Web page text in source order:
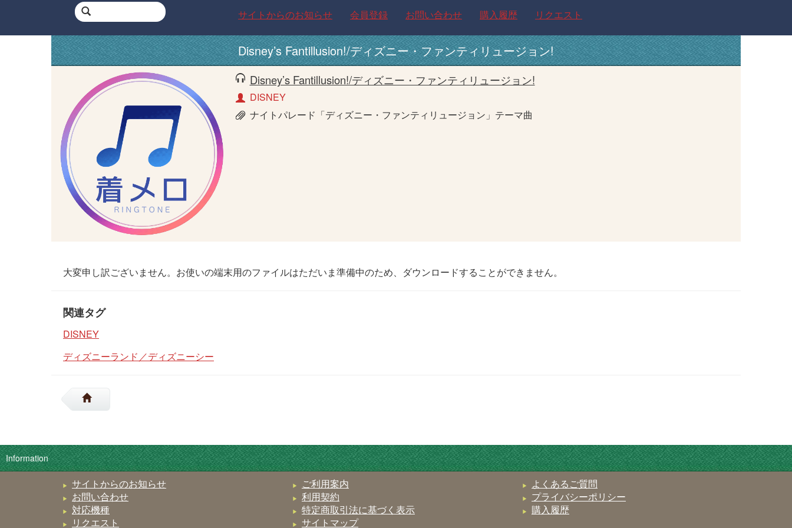
サイトからのお知らせ 会員登録 お問い合わせ 購入履歴 リクエスト
Disney’s Fantillusion!/ディズニー・ファンティリュージョン!
Disney’s Fantillusion!/ディズニー・ファンティリュージョン!
DISNEY
ナイトパレード「ディズニー・ファンティリュージョン」テーマ曲
大変申し訳ございません。お使いの端末用のファイルはただいま準備中のため、ダウンロードすることができません。
関連タグ
DISNEY
ディズニーランド／ディズニーシー
Information
サイトからのお知らせ ご利用案内
よくあるご質問
お問い合わせ
利用契約
プライバシーポリシー
対応機種
特定商取引法に基づく表示
購入履歴
リクエスト
サイトマップ